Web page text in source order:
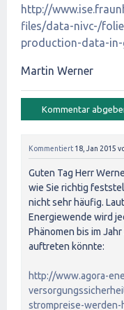
http://
files/data-nivc-/
production-data-in-
Martin Werner
Kommentiert 18, Jan 2015
Guten Tag Herr
wie Sie richtig
nicht sehr häufig.
Energiewende wird
Phänomen bis im
auftreten könnte:
http://www.agora-
strompreise-